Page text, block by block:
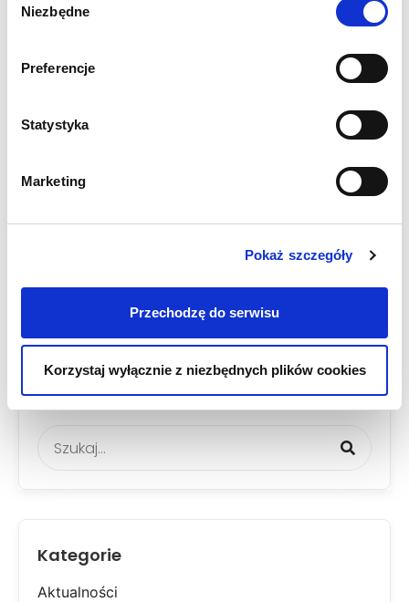
zgody
Niezbędne
Preferencje
Statystyka
Marketing
Pokaż szczegóły
Przechodzę do serwisu
Korzystaj wyłącznie z niezbędnych plików cookies
Pakiet E‑Sprzedawcy UE
Co warto wiedzieć o produkcie? Pakiet E-
Sprzedawcy UE w wersji polskiej i angielskiej
to rozwiązanie stworzone z myślą o
CZYTAJ WIĘCEJ »
2022-10-03
Szukaj wpisów
Kategorie
Aktualności